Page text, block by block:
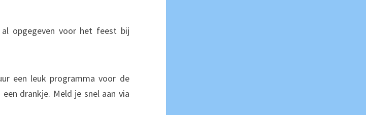
opgegeven voor het feest bij
een leuk programma voor de
drankje. Meld je snel aan via